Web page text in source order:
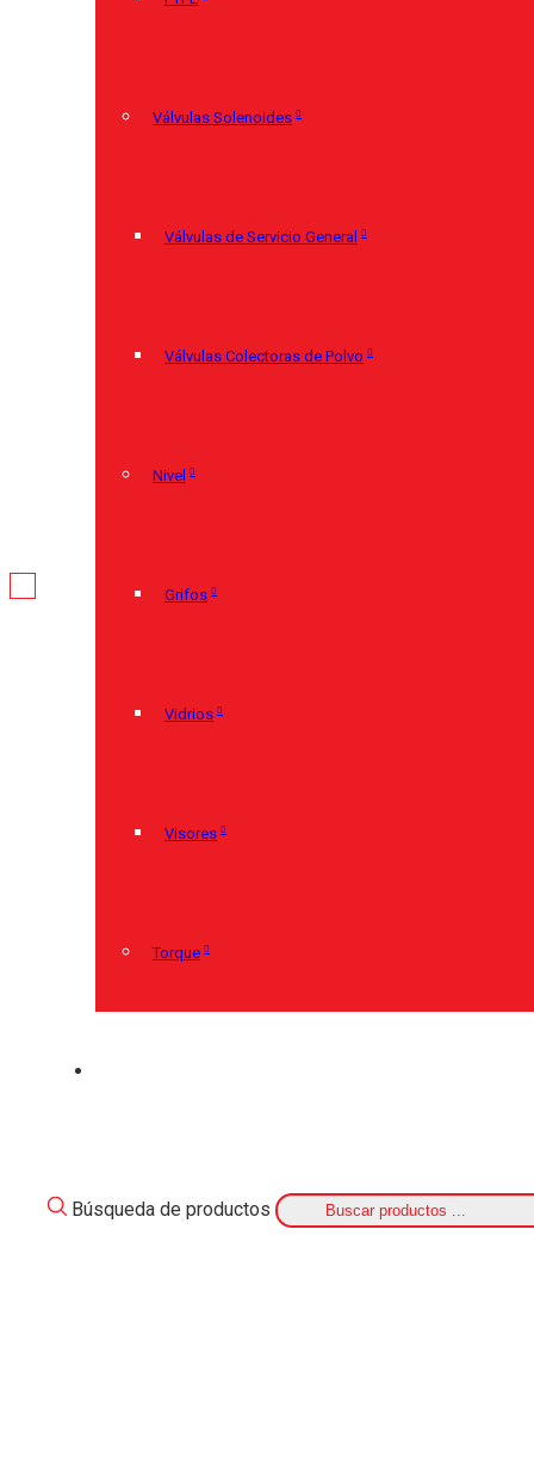
Válvulas Solenoides
Válvulas de Servicio General
Válvulas Colectoras de Polvo
Nivel
Grifos
Vidrios
Visores
Torque
Búsqueda de productos